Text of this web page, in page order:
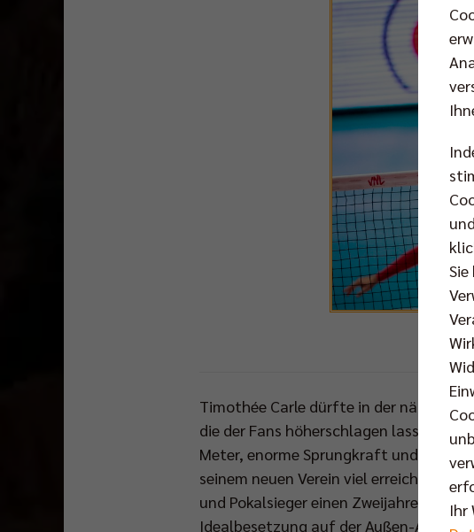
Timothée Carle dürfte in der nächsten
die der Fans höherschlagen lassen,
Meter, enorme Sprungkraft und eine
seinem neuen Verein viel erreichen
und Pokalsieger einen
Idealbesetzung auf der Außen-
Ihr